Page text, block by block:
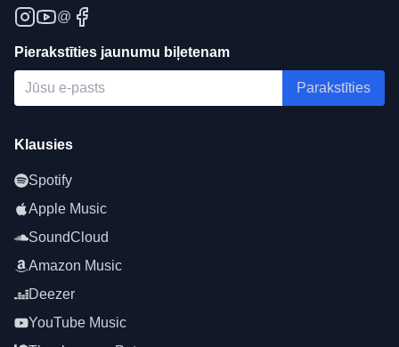
@
Pierakstīties jaunumu biļetenam
Parakstīties
Klausies
Spotify
Apple Music
SoundCloud
Amazon Music
Deezer
YouTube Music